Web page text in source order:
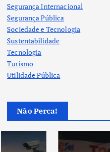
Segurança Internacional
Segurança Pública
Sociedade e Tecnologia
Sustentabilidade
Tecnologia
Turismo
Utilidade Pública
Não Perca!